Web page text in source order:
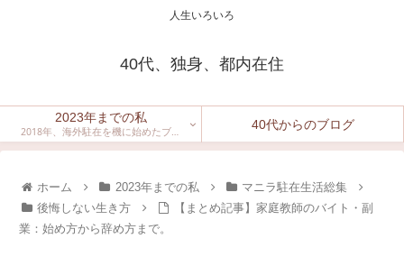
人生いろいろ
40代、独身、都内在住
2023年までの私
2018年、海外駐在を機に始めたブロ
40代からのブログ
ホーム 2023年までの私
マニラ駐在生活総集
後悔しない生き方
【まとめ記事】家庭教師のバイト・副
業：始め方から辞め方まで。